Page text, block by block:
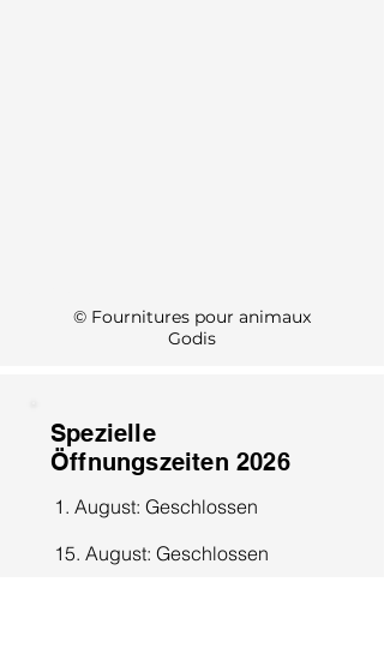
© Fournitures pour animaux
Godis
Spezielle
Öffnungszeiten 2026
1. August: Geschlossen
15. August: Geschlossen